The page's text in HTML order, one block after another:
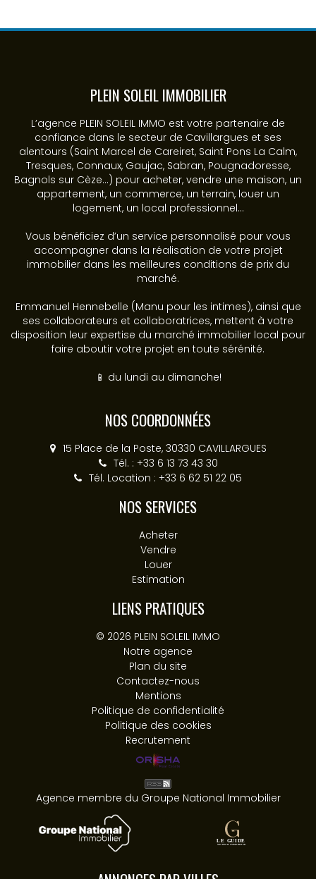
PLEIN SOLEIL IMMOBILIER
L’agence PLEIN SOLEIL IMMO est votre partenaire de
confiance dans le secteur de Cavillargues et ses
alentours (Saint Marcel de Careiret, Saint Pons La Calm,
Tresques, Connaux, Gaujac, Sabran, Pougnadoresse,
Bagnols sur Cèze...) pour acheter, vendre une maison, un
appartement, un commerce, un terrain, louer un
logement, un local professionnel...
Vous bénéficiez d’un service personnalisé pour vous
accompagner dans la réalisation de votre projet
immobilier dans les meilleures conditions de prix du
marché.
Emmanuel Hennebelle (Manu pour les intimes), ainsi que
ses collaborateurs et collaboratrices, mettent à votre
disposition leur expertise du marché immobilier local pour
faire aboutir votre projet en toute sérénité.
📱 du lundi au dimanche!
NOS COORDONNÉES
15 Place de la Poste, 30330 CAVILLARGUES
Tél. : +33 6 13 73 43 30
Tél. Location : +33 6 62 51 22 05
NOS SERVICES
Acheter
Vendre
Louer
Estimation
LIENS PRATIQUES
© 2026 PLEIN SOLEIL IMMO
Notre agence
Plan du site
Contactez-nous
Mentions
Politique de confidentialité
Politique des cookies
Recrutement
Agence membre du Groupe National Immobilier